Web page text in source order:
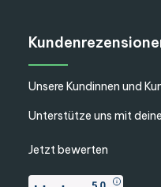
mit Busspannung zu
Platz im Schaltschrank
Die zugehörigen DALI
Unsere Kundinnen und
Unterstütze uns mit
Jetzt bewerten